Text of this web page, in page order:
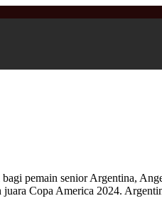
pemain senior Argentina,
Copa America 2024.